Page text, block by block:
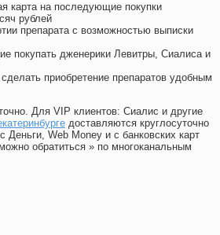
карта на последующие покупки
рублей
препарата с возможностью выписки
покупать дженерики Левитры, Сиалиса и
приобретение препаратов удобным
Для VIP клиентов: Сиалис и другие
доставляются круглосуточно
Web Money и с банковских карт
обратиться » по многоканальным